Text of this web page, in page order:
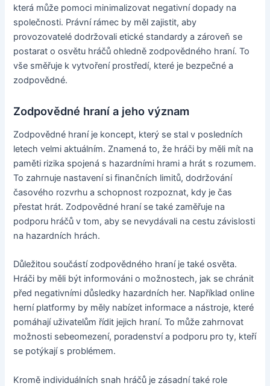
která může pomoci minimalizovat negativní dopady na
společnosti. Právní rámec by měl zajistit, aby
provozovatelé dodržovali etické standardy a zároveň se
postarat o osvětu hráčů ohledně zodpovědného hraní. To
vše směřuje k vytvoření prostředí, které je bezpečné a
zodpovědné.
Zodpovědné hraní a jeho význam
Zodpovědné hraní je koncept, který se stal v posledních
letech velmi aktuálním. Znamená to, že hráči by měli mít na
paměti rizika spojená s hazardními hrami a hrát s rozumem.
To zahrnuje nastavení si finančních limitů, dodržování
časového rozvrhu a schopnost rozpoznat, kdy je čas
přestat hrát. Zodpovědné hraní se také zaměřuje na
podporu hráčů v tom, aby se nevydávali na cestu závislosti
na hazardních hrách.
Důležitou součástí zodpovědného hraní je také osvěta.
Hráči by měli být informováni o možnostech, jak se chránit
před negativními důsledky hazardních her. Například online
herní platformy by měly nabízet informace a nástroje, které
pomáhají uživatelům řídit jejich hraní. To může zahrnovat
možnosti sebeomezení, poradenství a podporu pro ty, kteří
se potýkají s problémem.
Kromě individuálních snah hráčů je zásadní také role